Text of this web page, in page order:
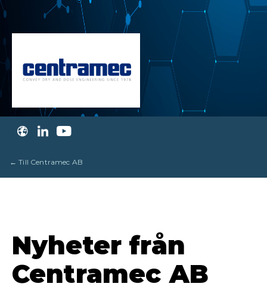
← Till Centramec AB
Nyheter från
Centramec AB